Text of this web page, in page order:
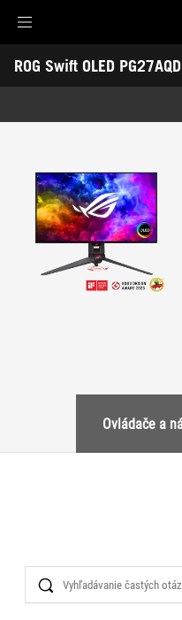
Accessibility links
Skip to content
Accessibility Help
Skip to Menu
ASUS Footer
ROG Swift OLED
-
Funkcie
Technická špecifikácia
Ocenenie
Galéria
Podpora
Ovládače a
Search